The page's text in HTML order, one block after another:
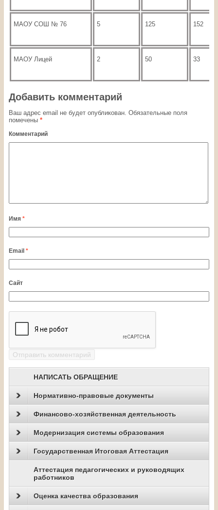
МАОУ СОШ № 76 5 125 152
МАОУ Лицей 2 50 33
Добавить комментарий
Ваш адрес email не будет опубликован. Обязательные поля
помечены *
Комментарий
Имя *
Email *
Сайт
НАПИСАТЬ ОБРАЩЕНИЕ
Нормативно-правовые документы
Финансово-хозяйственная деятельность
Модернизация системы образования
Государственная Итоговая Аттестация
Аттестация педагогических и руководящих
работников
Оценка качества образования